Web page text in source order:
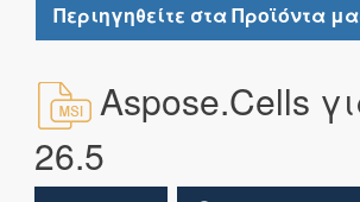
Περιηγηθείτε στα Προϊόντα
Aspose.Cells
26.5